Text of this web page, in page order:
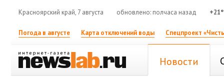
Красноярский край, 7 августа обновлено: полчаса назад
Погода в августе Карта отключений воды Спецпроект
Новости